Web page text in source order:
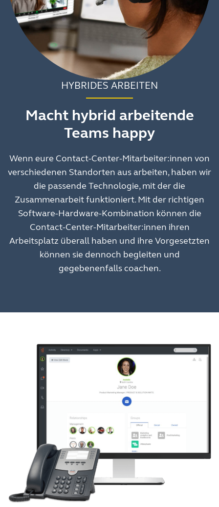
HYBRIDES ARBEITEN
Macht hybrid arbeitende
Teams happy
Wenn eure Contact-Center-Mitarbeiter:innen von
verschiedenen Standorten aus arbeiten, haben wir
die passende Technologie, mit der die
Zusammenarbeit funktioniert. Mit der richtigen
Software-Hardware-Kombination können die
Contact-Center-Mitarbeiter:innen ihren
Arbeitsplatz überall haben und ihre Vorgesetzten
können sie dennoch begleiten und
gegebenenfalls coachen.